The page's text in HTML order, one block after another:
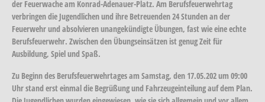
der Feuerwache am Konrad-Adenauer-Platz. Am Berufsfeuerwehrtag
verbringen die Jugendlichen und ihre Betreuenden 24 Stunden an der
Feuerwehr und absolvieren unangekündigte Übungen, fast wie eine echte
Berufsfeuerwehr. Zwischen den Übungseinsätzen ist genug Zeit für
Ausbildung, Spiel und Spaß.
Zu Beginn des Berufsfeuerwehrtages am Samstag, den 17.05.202 um 09:00
Uhr stand erst einmal die Begrüßung und Fahrzeugeinteilung auf dem Plan.